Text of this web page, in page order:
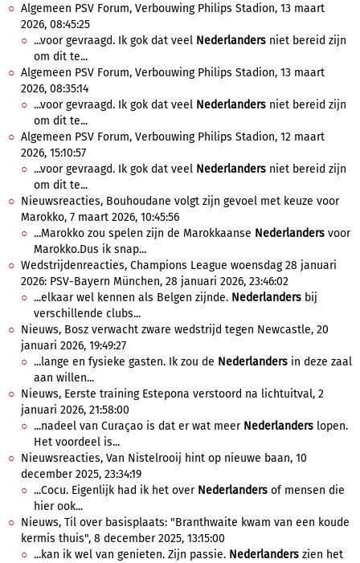
Algemeen PSV Forum, Verbouwing Philips Stadion, 13 maart
2026, 08:45:25
...voor gevraagd. Ik gok dat veel Nederlanders niet bereid zijn
om dit te...
Algemeen PSV Forum, Verbouwing Philips Stadion, 13 maart
2026, 08:35:14
...voor gevraagd. Ik gok dat veel Nederlanders niet bereid zijn
om dit te...
Algemeen PSV Forum, Verbouwing Philips Stadion, 12 maart
2026, 15:10:57
...voor gevraagd. Ik gok dat veel Nederlanders niet bereid zijn
om dit te...
Nieuwsreacties, Bouhoudane volgt zijn gevoel met keuze voor
Marokko, 7 maart 2026, 10:45:56
...Marokko zou spelen zijn de Marokkaanse Nederlanders voor
Marokko.Dus ik snap...
Wedstrijdenreacties, Champions League woensdag 28 januari
2026: PSV-Bayern München, 28 januari 2026, 23:46:02
...elkaar wel kennen als Belgen zijnde. Nederlanders bij
verschillende clubs...
Nieuws, Bosz verwacht zware wedstrijd tegen Newcastle, 20
januari 2026, 19:49:27
...lange en fysieke gasten. Ik zou de Nederlanders in deze zaal
aan willen...
Nieuws, Eerste training Estepona verstoord na lichtuitval, 2
januari 2026, 21:58:00
...nadeel van Curaçao is dat er wat meer Nederlanders lopen.
Het voordeel is...
Nieuwsreacties, Van Nistelrooij hint op nieuwe baan, 10
december 2025, 23:34:19
...Cocu. Eigenlijk had ik het over Nederlanders of mensen die
hier ook...
Nieuws, Til over basisplaats: "Branthwaite kwam van een koude
kermis thuis", 8 december 2025, 13:15:00
...kan ik wel van genieten. Zijn passie. Nederlanders zien het